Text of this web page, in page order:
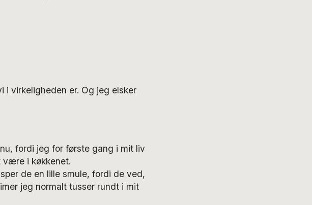
i virkeligheden er. Og jeg elsker
fordi jeg for første gang i mit liv
være i køkkenet.
de en lille smule, fordi de ved,
jeg normalt tusser rundt i mit